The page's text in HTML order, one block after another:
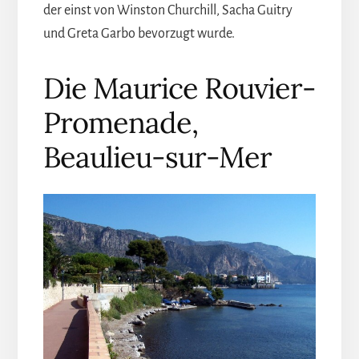
der einst von Winston Churchill, Sacha Guitry
und Greta Garbo bevorzugt wurde.
Die Maurice Rouvier-
Promenade,
Beaulieu-sur-Mer